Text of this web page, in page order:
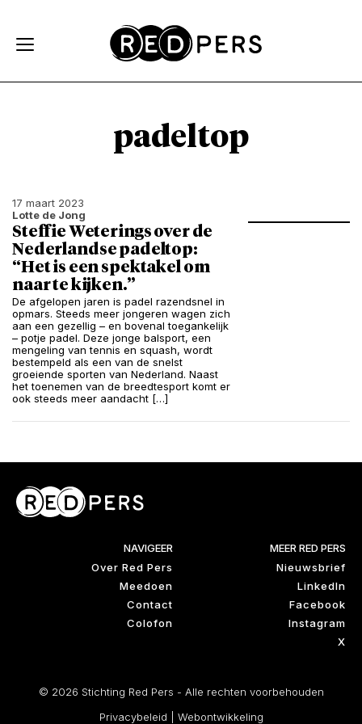
padeltop
17 maart 2023
Lotte de Jong
Steffie Weterings over de
Nederlandse padeltop:
“Het is een spektakel om
naar te kijken.”
De afgelopen jaren is padel razendsnel in
opmars. Steeds meer jongeren wagen zich
aan een gezellig – en bovenal toegankelijk
– potje padel. Deze jonge balsport, een
mengeling van tennis en squash, wordt
bestempeld als een van de snelst
groeiende sporten van Nederland. Naast
het toenemen van de breedtesport komt er
ook steeds meer aandacht […]
NAVIGEER
Over Red Pers
Meedoen
Contact
Colofon
MEER RED PERS
Nieuwsbrief
LinkedIn
Facebook
Instagram
X
© 2026 Stichting Red Pers - Alle rechten voorbehouden
Privacybeleid
Webontwikkeling